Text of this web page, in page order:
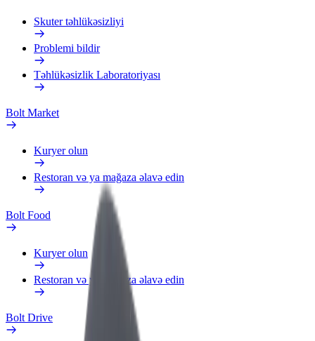
Skuter təhlükəsizliyi
Problemi bildir
Təhlükəsizlik Laboratoriyası
Bolt Market
Kuryer olun
Restoran və ya mağaza əlavə edin
Bolt Food
Kuryer olun
Restoran və ya mağaza əlavə edin
Bolt Drive